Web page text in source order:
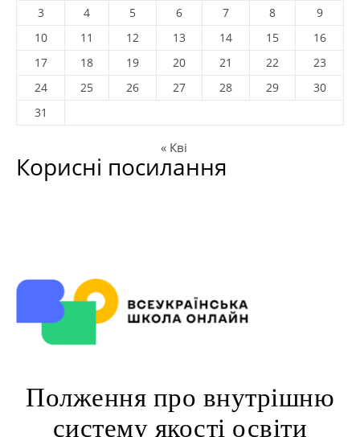
3
4 5 6 7 8
9
10
11 12 13 14 15
16
17
18 19 20 21 22
23
24
25 26 27 28 29
30
31
« Кві
Корисні посилання
Полження про внутрішню
систему якості освіти